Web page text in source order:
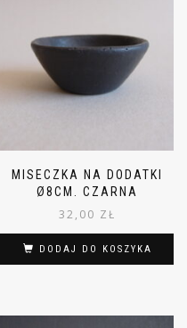
MISECZKA NA DODATKI
Ø8CM. CZARNA
32,00 ZŁ
DODAJ DO KOSZYKA